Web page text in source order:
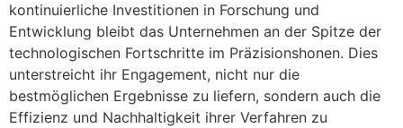
kontinuierliche Investitionen in Forschung und
Entwicklung bleibt das Unternehmen an der Spitze der
technologischen Fortschritte im Präzisionshonen. Dies
unterstreicht ihr Engagement, nicht nur die
bestmöglichen Ergebnisse zu liefern, sondern auch die
Effizienz und Nachhaltigkeit ihrer Verfahren zu